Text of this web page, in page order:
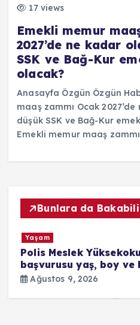
17 views
Emekli memur
2027’de ne kadar
SSK ve Bağ-Kur
olacak?
Anasayfa Özgün Özgün
maaş zammı Ocak
düşük SSK ve Bağ-Kur
Emekli memur maaş
Bunlara da
Sturm Graz
zaman,
şifresiz mi?